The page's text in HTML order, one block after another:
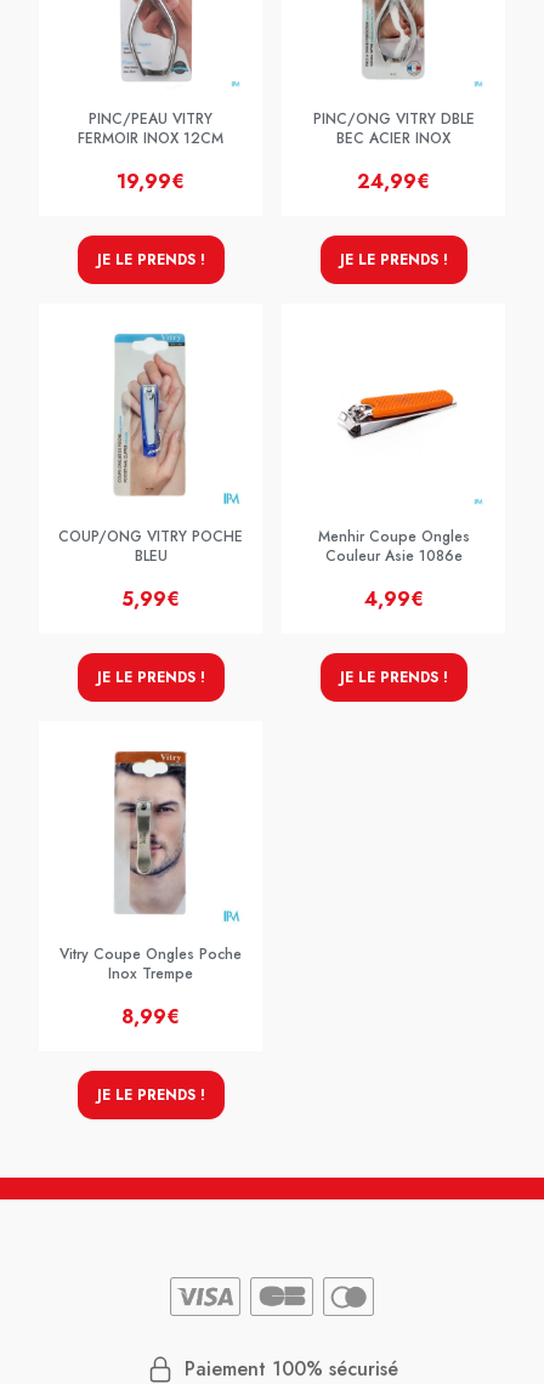
PINC/PEAU VITRY
FERMOIR INOX 12CM
19,99€
JE LE PRENDS !
PINC/ONG VITRY DBLE
BEC ACIER INOX
24,99€
JE LE PRENDS !
COUP/ONG VITRY POCHE
BLEU
5,99€
JE LE PRENDS !
Menhir Coupe Ongles
Couleur Asie 1086e
4,99€
JE LE PRENDS !
Vitry Coupe Ongles Poche
Inox Trempe
8,99€
JE LE PRENDS !
Paiement 100% sécurisé